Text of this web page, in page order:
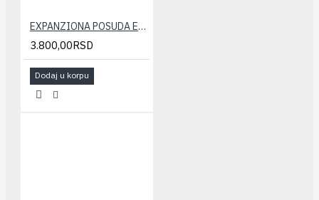
EXPANZIONA POSUDA ELBI 24 LIT.
3.800,00RSD
Dodaj u korpu